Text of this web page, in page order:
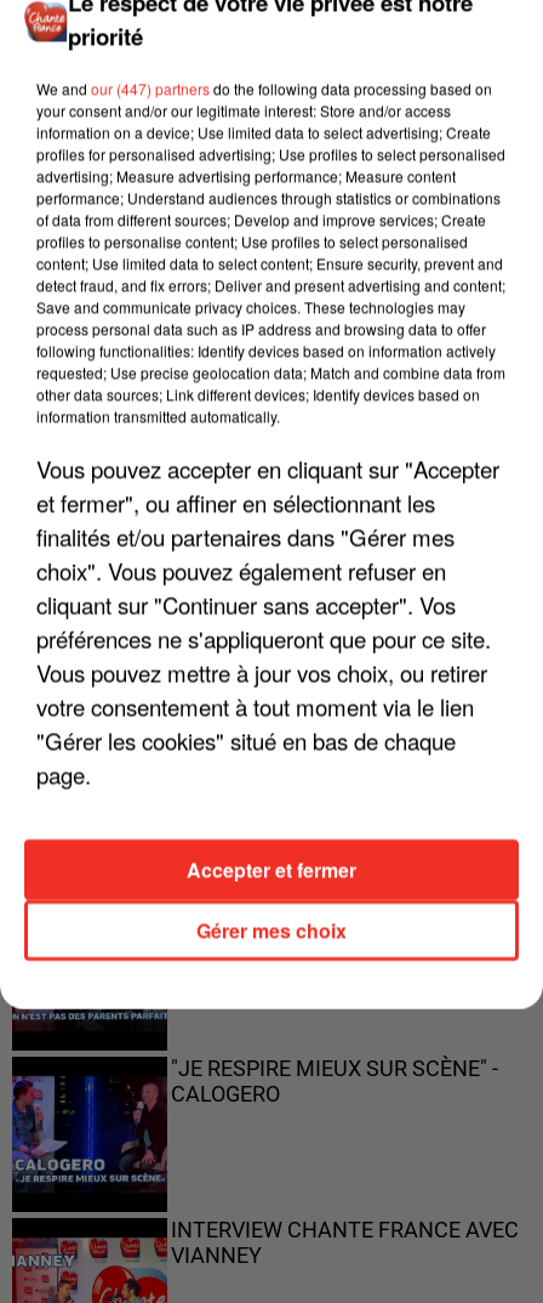
LES INTERVIEWS CHANTE
FRANCE
Voir plus
"JE SUIS À DISPOSITION DES
ENFOIRÉS"
"ON A TOUS LE TRAC"
"ON N'EST PAS DES PARENTS
PARFAITS"
"JE RESPIRE MIEUX SUR SCÈNE" -
CALOGERO
INTERVIEW CHANTE FRANCE AVEC
VIANNEY
priorité
We and our (447) partnersdo the following data processing based on
your consent and/or our legitimate interest: Store and/or access
information on a device; Use limited data to select advertising; Create
profiles for personalised advertising; Use profiles to select personalised
advertising; Measure advertising performance; Measure content
performance; Understand audiences through statistics or combinations
of data from different sources; Develop and improve services; Create
profiles to personalise content; Use profiles to select personalised
content; Use limited data to select content; Ensure security, prevent and
detect fraud, and fix errors; Deliver and present advertising and content;
Save and communicate privacy choices. These technologies may
process personal data such as IP address and browsing data to offer
following functionalities: Identify devices based on information actively
requested; Use precise geolocation data; Match and combine data from
other data sources; Link different devices; Identify devices based on
information transmitted automatically.
Vous pouvez accepter en cliquant sur "Accepter
et fermer", ou affiner en sélectionnant les
finalités et/ou partenaires dans "Gérer mes
choix". Vous pouvez également refuser en
cliquant sur "Continuer sans accepter". Vos
préférences ne s'appliqueront que pour ce site.
Vous pouvez mettre à jour vos choix, ou retirer
votre consentement à tout moment via le lien
"Gérer les cookies" situé en bas de chaque
page.
Gérer mes choix
Accepter et fermer